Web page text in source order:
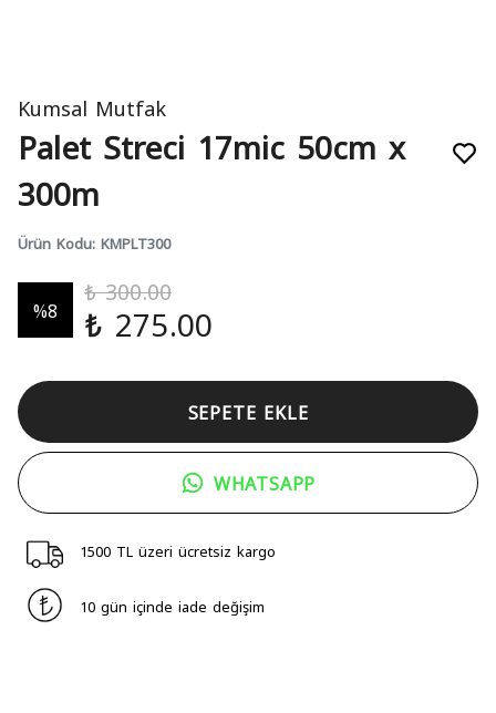
Kumsal Mutfak
Palet Streci 17mic 50cm x
300m
Ürün Kodu: KMPLT300
%8
₺ 300.00
₺ 275.00
SEPETE EKLE
WHATSAPP
1500 TL üzeri ücretsiz kargo
10 gün içinde iade değişim